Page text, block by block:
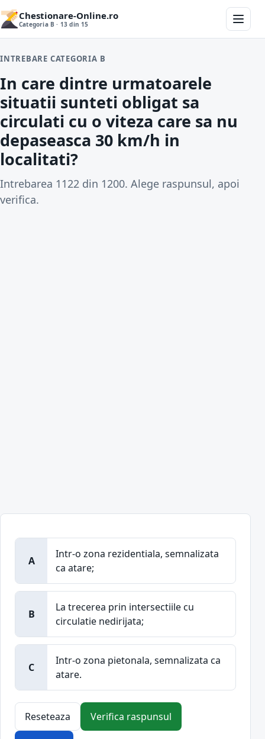
Chestionare-Online.ro
Categoria B · 13 din 15
INTREBARE CATEGORIA B
In care dintre urmatoarele
situatii sunteti obligat sa
circulati cu o viteza care sa nu
depaseasca 30 km/h in
localitati?
Intrebarea 1122 din 1200. Alege raspunsul, apoi
verifica.
A
Intr-o zona rezidentiala, semnalizata
ca atare;
B
La trecerea prin intersectiile cu
circulatie nedirijata;
C
Intr-o zona pietonala, semnalizata ca
atare.
Reseteaza Verifica raspunsul